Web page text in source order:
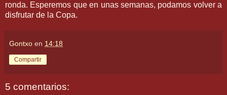
ronda. Esperemos que en unas semanas, podamos volver a
disfrutar de la Copa.
Gontxo en 14:18
Compartir
5 comentarios: